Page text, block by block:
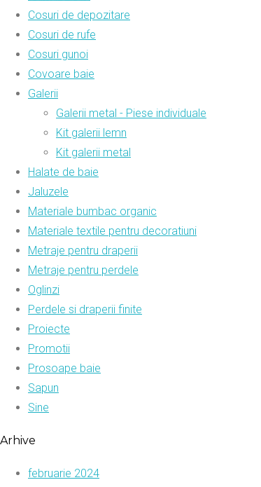
Cosuri de depozitare
Cosuri de rufe
Cosuri gunoi
Covoare baie
Galerii
Galerii metal - Piese individuale
Kit galerii lemn
Kit galerii metal
Halate de baie
Jaluzele
Materiale bumbac organic
Materiale textile pentru decoratiuni
Metraje pentru draperii
Metraje pentru perdele
Oglinzi
Perdele si draperii finite
Proiecte
Promotii
Prosoape baie
Sapun
Sine
Arhive
februarie 2024